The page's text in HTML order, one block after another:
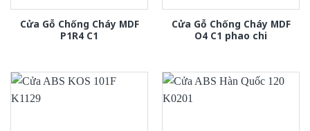
Cửa Gỗ Chống Cháy MDF
P1R4 C1
Cửa Gỗ Chống Cháy MDF
O4 C1 phao chi